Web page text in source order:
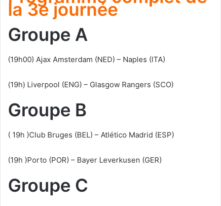
la 3e journée
Groupe A
(19h00) Ajax Amsterdam (NED) – Naples (ITA)
(19h) Liverpool (ENG) – Glasgow Rangers (SCO)
Groupe B
( 19h )Club Bruges (BEL) – Atlético Madrid (ESP)
(19h )Porto (POR) – Bayer Leverkusen (GER)
Groupe C